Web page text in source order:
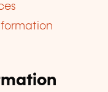
formation